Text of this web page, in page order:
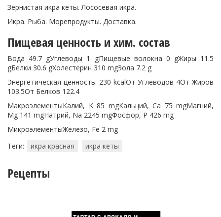
Зернистая икра кеты. Лососевая икра.
Икра. Рыба. Морепродукты. Доставка.
Пищевая ценность и хим. состав
Вода 49.7 gУглеводы 1 gПищевые волокна 0 gЖиры 11.5
gБелки 30.6 gХолестерин 310 mgЗола 7.2 g
Энергетическая ценность: 230 kcalОт Углеводов 4От Жиров
103.5От Белков 122.4
МакроэлементыКалий, K 85 mgКальций, Ca 75 mgМагний,
Mg 141 mgНатрий, Na 2245 mgФосфор, P 426 mg
МикроэлементыЖелезо, Fe 2 mg
Теги:
икра красная икра кеты
Рецепты